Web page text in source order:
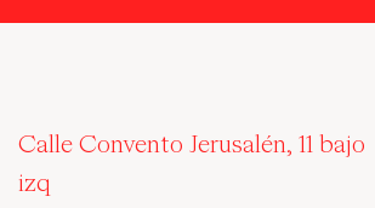
Calle Convento Jerusalén, 11 bajo
izq